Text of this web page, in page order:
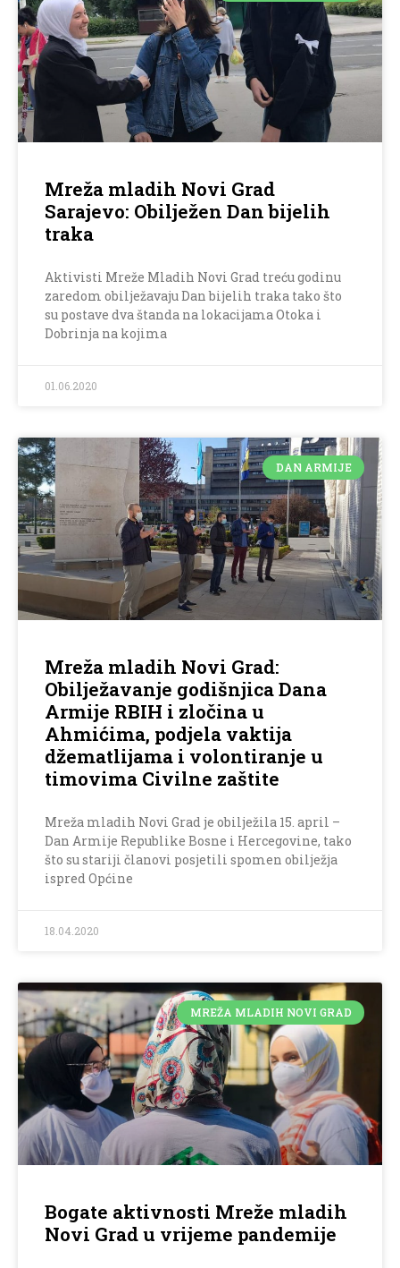
Mreža mladih Novi Grad
Sarajevo: Obilježen Dan bijelih
traka
Aktivisti Mreže Mladih Novi Grad treću godinu
zaredom obilježavaju Dan bijelih traka tako što
su postave dva štanda na lokacijama Otoka i
Dobrinja na kojima
01.06.2020
DAN ARMIJE
Mreža mladih Novi Grad:
Obilježavanje godišnjica Dana
Armije RBIH i zločina u
Ahmićima, podjela vaktija
džematlijama i volontiranje u
timovima Civilne zaštite
Mreža mladih Novi Grad je obilježila 15. april –
Dan Armije Republike Bosne i Hercegovine, tako
što su stariji članovi posjetili spomen obilježja
ispred Općine
18.04.2020
MREŽA MLADIH NOVI GRAD
Bogate aktivnosti Mreže mladih
Novi Grad u vrijeme pandemije